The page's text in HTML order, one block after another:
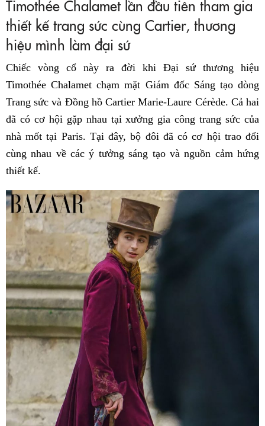
Timothée Chalamet lần đầu tiên tham gia
thiết kế trang sức cùng Cartier, thương
hiệu mình làm đại sứ
Chiếc vòng cổ này ra đời khi Đại sứ thương hiệu
Timothée Chalamet chạm mặt Giám đốc Sáng tạo dòng
Trang sức và Đồng hồ Cartier Marie-Laure Cérède. Cả hai
đã có cơ hội gặp nhau tại xưởng gia công trang sức của
nhà mốt tại Paris. Tại đây, bộ đôi đã có cơ hội trao đổi
cùng nhau về các ý tưởng sáng tạo và nguồn cảm hứng
thiết kế.